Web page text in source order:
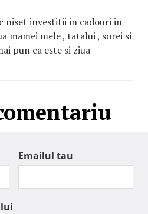
niset investitii in cadouri in
mamei mele , tatalui , sorei si
pun ca este si ziua
Emailul tau